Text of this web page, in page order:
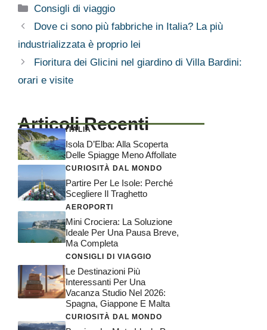
Categorie
Consigli di viaggio
Dove ci sono più fabbriche in Italia? La più
industrializzata è proprio lei
Fioritura dei Glicini nel giardino di Villa Bardini:
orari e visite
Articoli Recenti
ITALIA
Isola D’Elba: Alla Scoperta
Delle Spiagge Meno Affollate
CURIOSITÀ DAL MONDO
Partire Per Le Isole: Perché
Scegliere Il Traghetto
AEROPORTI
Mini Crociera: La Soluzione
Ideale Per Una Pausa Breve,
Ma Completa
CONSIGLI DI VIAGGIO
Le Destinazioni Più
Interessanti Per Una
Vacanza Studio Nel 2026:
Spagna, Giappone E Malta
CURIOSITÀ DAL MONDO